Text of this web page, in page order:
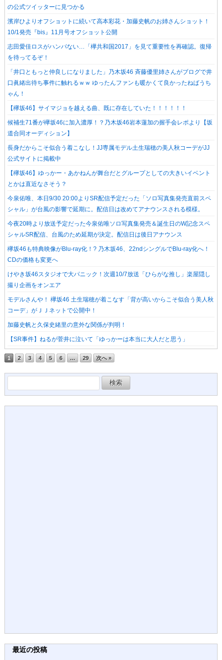
の公式ツイッターに見つかる
濱岸ひよりオフショットに続いて高本彩花・加藤史帆のお姉さんショット！
10/1発売『bis』11月号オフショット公開
志田愛佳ロスがハンパない…「欅共和国2017」を見て重要性を再確認。復帰
を待ってるぞ！
「井口ともっと仲良しになりました」乃木坂46 斉藤優里姉さんがブログで井
口眞緒出待ち事件に触れるｗｗ ゆったんファンも暖かくて良かったねばうち
ゃん！
【欅坂46】サイマジョを越える曲、既に存在していた！！！！！！
候補生71番が欅坂46に加入濃厚！？乃木坂46岩本蓮加の握手会レポより【坂
道合同オーディション】
長身だからこそ似合う着こなし！JJ専属モデル土生瑞穂の美人秋コーデがJJ
公式サイトに掲載中
【欅坂46】ゆっかー・あかねんが舞台だとグループとしての大きいイベント
とかは直近なさそう？
今泉佑唯、本日9/30 20:00よりSR配信予定だった「ソロ写真集発売直前スペ
シャル」が台風の影響で延期に。配信日は改めてアナウンスされる模様。
今夜20時より放送予定だった今泉佑唯ソロ写真集発売＆誕生日のW記念スペ
シャルSR配信、台風のため延期が決定。配信日は後日アナウンス
欅坂46も特典映像がBlu-ray化！? 乃木坂46、22ndシングルでBlu-ray化へ！
CDの価格も変更へ
けやき坂46スタジオで大パニック！次週10/7放送「ひらがな推し」楽屋隠し
撮り企画をオンエア
モデルさんや！ 欅坂46 土生瑞穂が着こなす「背が高いからこそ似合う美人秋
コーデ」がＪＪネットで公開中！
加藤史帆と久保史緒里の意外な関係が判明！
【SR事件】ねるが菅井に泣いて「ゆっかーは本当に大人だと思う」
1 2 3 4 5 6 … 29 次へ »
索:
最近の投稿